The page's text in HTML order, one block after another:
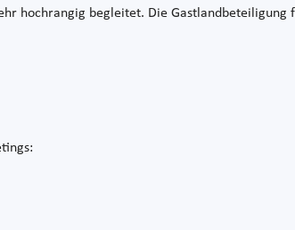
hochrangig begleitet. Die